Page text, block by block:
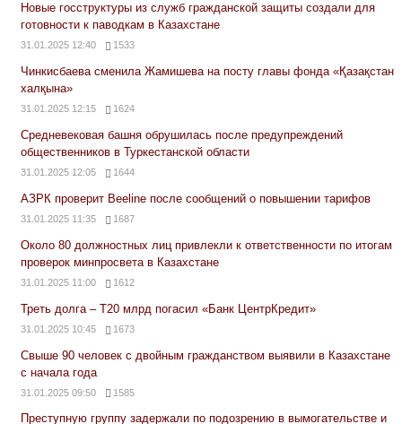
Новые госструктуры из служб гражданской защиты создали для
готовности к паводкам в Казахстане
31.01.2025 12:40 1533
Чинкисбаева сменила Жамишева на посту главы фонда «Қазақстан
халқына»
31.01.2025 12:15 1624
Средневековая башня обрушилась после предупреждений
общественников в Туркестанской области
31.01.2025 12:05 1644
АЗРК проверит Beeline после сообщений о повышении тарифов
31.01.2025 11:35 1687
Около 80 должностных лиц привлекли к ответственности по итогам
проверок минпросвета в Казахстане
31.01.2025 11:00 1612
Треть долга – Т20 млрд погасил «Банк ЦентрКредит»
31.01.2025 10:45 1673
Свыше 90 человек с двойным гражданством выявили в Казахстане
с начала года
31.01.2025 09:50 1585
Преступную группу задержали по подозрению в вымогательстве и